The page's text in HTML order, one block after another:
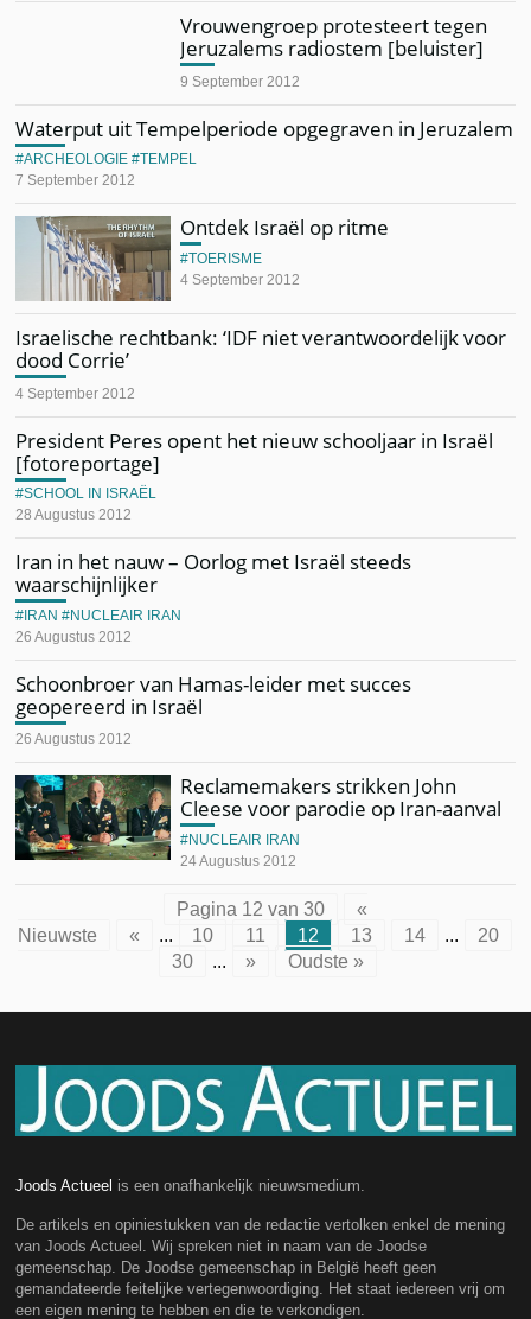
Vrouwengroep protesteert tegen
Jeruzalems radiostem [beluister]
9 September 2012
Waterput uit Tempelperiode opgegraven in Jeruzalem
7 September 2012
ARCHEOLOGIE TEMPEL
Ontdek Israël op ritme
4 September 2012
TOERISME
Israelische rechtbank: ‘IDF niet verantwoordelijk voor
dood Corrie’
4 September 2012
President Peres opent het nieuw schooljaar in Israël
[fotoreportage]
28 Augustus 2012
SCHOOL IN ISRAËL
Iran in het nauw – Oorlog met Israël steeds
waarschijnlijker
26 Augustus 2012
IRAN NUCLEAIR IRAN
Schoonbroer van Hamas-leider met succes
geopereerd in Israël
26 Augustus 2012
Reclamemakers strikken John
Cleese voor parodie op Iran-aanval
24 Augustus 2012
NUCLEAIR IRAN
Pagina 12 van 30
«
Nieuwste
« ... 10 11 12 13 14 ...
20
30
... » Oudste »
Joods Actueel is een onafhankelijk nieuwsmedium.
De artikels en opiniestukken van de redactie vertolken enkel de mening
van Joods Actueel. Wij spreken niet in naam van de Joodse
gemeenschap. De Joodse gemeenschap in België heeft geen
gemandateerde feitelijke vertegenwoordiging. Het staat iedereen vrij om
een eigen mening te hebben en die te verkondigen.